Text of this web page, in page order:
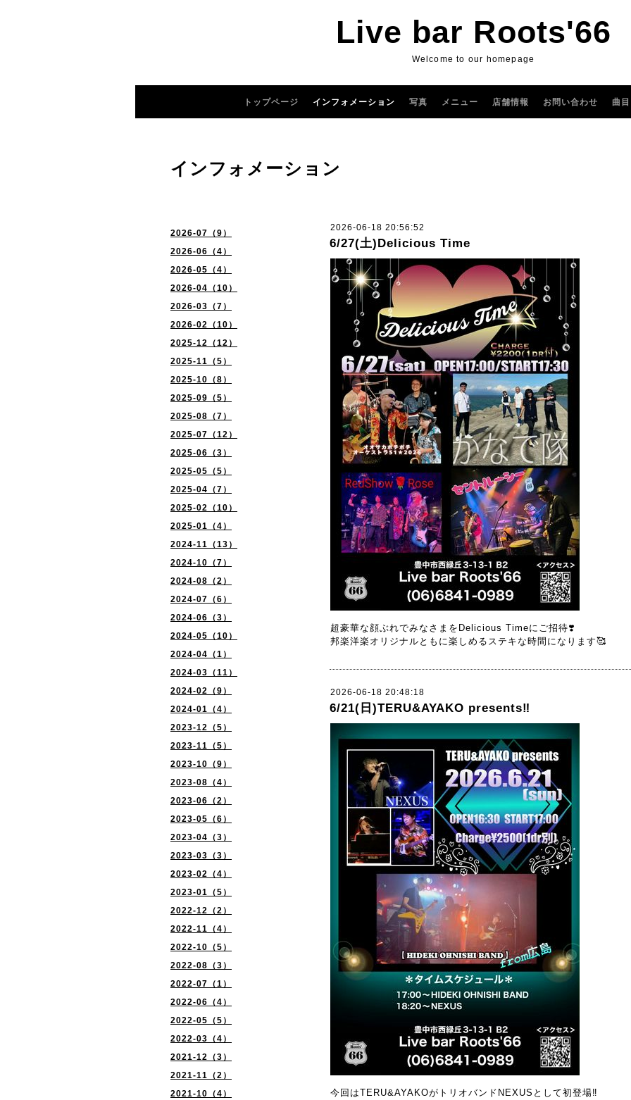
Live bar Roots'66
Welcome to our homepage
トップページ インフォメーション 写真 メニュー 店舗情報 お問い合わせ 曲
2026-07（9）
2026-06（4）
2026-05（4）
2026-04（10）
2026-03（7）
2026-02（10）
2025-12（12）
2025-11（5）
2025-10（8）
2025-09（5）
2025-08（7）
2025-07（12）
2025-06（3）
2025-05（5）
2025-04（7）
2025-02（10）
2025-01（4）
2024-11（13）
2024-10（7）
2024-08（2）
2024-07（6）
2024-06（3）
2024-05（10）
2024-04（1）
2024-03（11）
2024-02（9）
2024-01（4）
2023-12（5）
2023-11（5）
2023-10（9）
2023-08（4）
2023-06（2）
2023-05（6）
2023-04（3）
2023-03（3）
2023-02（4）
2023-01（5）
2022-12（2）
2022-11（4）
2022-10（5）
2022-08（3）
2022-07（1）
2022-06（4）
2022-05（5）
2022-03（4）
2021-12（3）
2021-11（2）
2021-10（4）
インフォメーション
2026-06-18 20:56:52
6/27(土)Delicious Time
超豪華な顔ぶれでみなさまをDelicious Timeにご招待❣️
邦楽洋楽オリジナルともに楽しめるステキな時間になります🥰
2026-06-18 20:48:18
6/21(日)TERU&AYAKO presents‼️
今回はTERU&AYAKOがトリオバンドNEXUSとして初登場‼️